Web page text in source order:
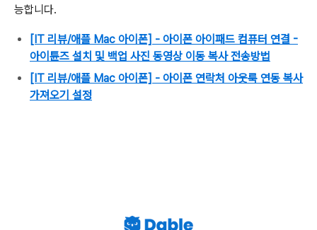
능합니다.
[IT 리뷰/애플 Mac 아이폰] - 아이폰 아이패드 컴퓨터 연결 -
아이튠즈 설치 및 백업 사진 동영상 이동 복사 전송방법
[IT 리뷰/애플 Mac 아이폰] - 아이폰 연락처 아웃룩 연동 복사
가져오기 설정